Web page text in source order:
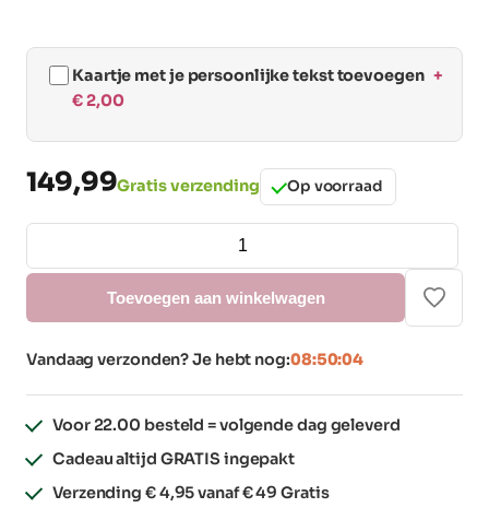
Kaartje met je persoonlijke tekst toevoegen +
€2,00
149,99Gratis verzending Op voorraad
Toevoegen aan winkelwagen
Vandaag verzonden? Je hebt nog:08:50:04
Voor 22.00 besteld = volgende dag geleverd
Cadeau altijd GRATIS ingepakt
Verzending € 4,95 vanaf € 49 Gratis